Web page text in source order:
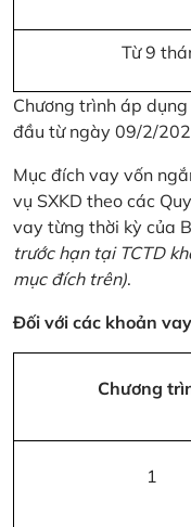
Từ 9
Chương trình áp
đầu từ ngày 09/2/
Mục đích vay vốn
vụ SXKD theo các
vay từng thời kỳ của
trước hạn tại TCTD
mục đích trên).
Đối với các khoản
Chương
1